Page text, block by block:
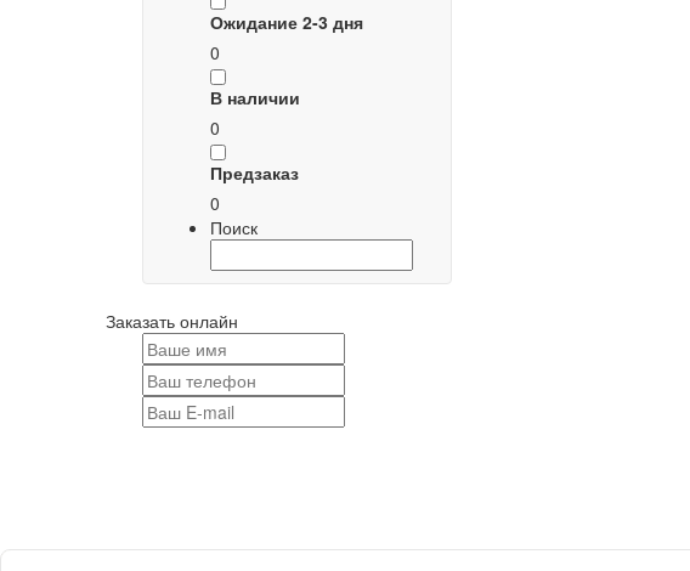
Ожидание 2-3 дня
0
В наличии
0
Предзаказ
0
Поиск
Заказать онлайн